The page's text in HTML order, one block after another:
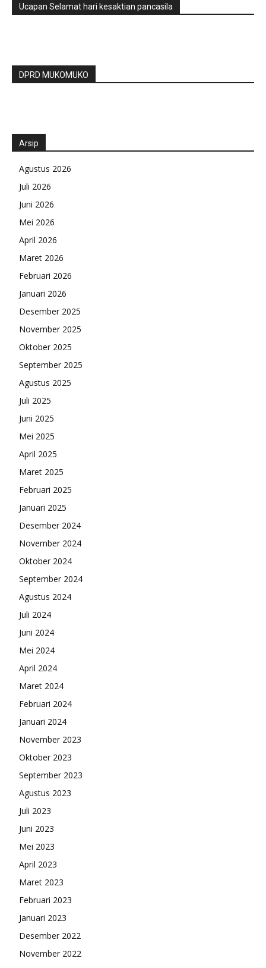
Ucapan Selamat hari kesaktian pancasila
DPRD MUKOMUKO
Arsip
Agustus 2026
Juli 2026
Juni 2026
Mei 2026
April 2026
Maret 2026
Februari 2026
Januari 2026
Desember 2025
November 2025
Oktober 2025
September 2025
Agustus 2025
Juli 2025
Juni 2025
Mei 2025
April 2025
Maret 2025
Februari 2025
Januari 2025
Desember 2024
November 2024
Oktober 2024
September 2024
Agustus 2024
Juli 2024
Juni 2024
Mei 2024
April 2024
Maret 2024
Februari 2024
Januari 2024
November 2023
Oktober 2023
September 2023
Agustus 2023
Juli 2023
Juni 2023
Mei 2023
April 2023
Maret 2023
Februari 2023
Januari 2023
Desember 2022
November 2022